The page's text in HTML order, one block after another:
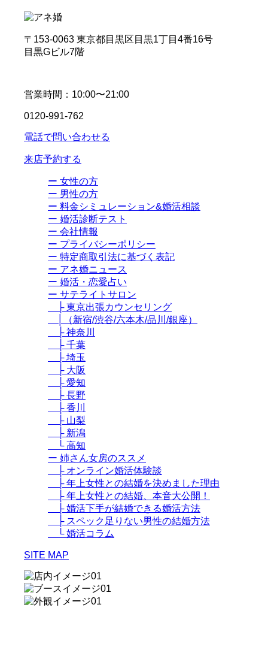
〒153-0063 東京都目黒区目黒1丁目4番16号
目黒Gビル7階
営業時間：10:00〜21:00
0120-991-762
電話で問い合わせる
来店予約する
ー 女性の方
ー 男性の方
ー 料金シミュレーション&婚活相談
ー 婚活診断テスト
ー 会社情報
ー プライバシーポリシー
ー 特定商取引法に基づく表記
ー アネ婚ニュース
ー 婚活・恋愛占い
ー サテライトサロン
├ 東京出張カウンセリング
│（新宿/渋谷/六本木/品川/銀座）
├ 神奈川
├ 千葉
├ 埼玉
├ 大阪
├ 愛知
├ 長野
├ 香川
├ 山梨
├ 新潟
└ 高知
ー 姉さん女房のススメ
├ オンライン婚活体験談
├ 年上女性との結婚を決めました理由
├ 年上女性との結婚、本音大公開！
├ 婚活下手が結婚できる婚活方法
├ スペック足りない男性の結婚方法
└ 婚活コラム
SITE MAP